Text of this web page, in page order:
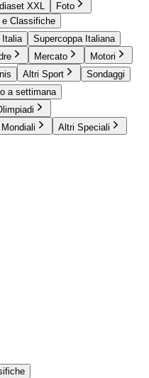
XXL
Foto
e Classifiche
Italia
Supercoppa Italiana
Mercato
Motori
Altri Sport
Sondaggi
a settimana
Altri Speciali